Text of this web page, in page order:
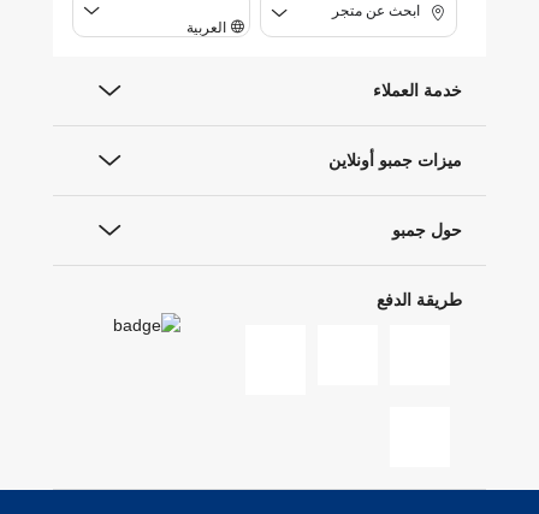
ابحث عن متجر
العربية
خدمة العملاء
ميزات جمبو أونلاين
حول جمبو
طريقة الدفع